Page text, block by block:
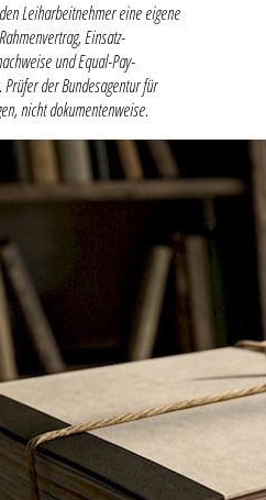
Leiharbeitnehmer eine eigene
Einsatz-
und Equal-Pay-
der Bundesagentur für
nicht dokumentenweise.